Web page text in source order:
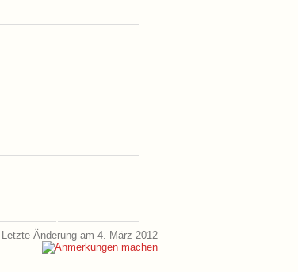
Letzte Änderung am 4. März 2012